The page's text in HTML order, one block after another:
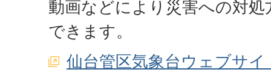
動画などにより災害への対
できます。
仙台管区気象台ウェブサ